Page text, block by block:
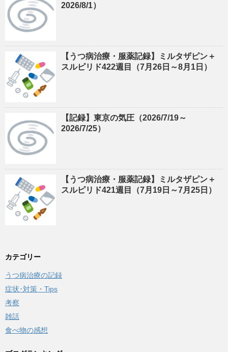
2026/8/1）
【うつ病治療・服薬記録】ミルタザピン＋
スルピリド422週目（7月26日～8月1日）
【記録】東京の気圧（2026/7/19～
2026/7/25）
【うつ病治療・服薬記録】ミルタザピン＋
スルピリド421週目（7月19日～7月25日）
カテゴリー
うつ病治療の記録
症状･対策・Tips
考察
雑話
食べ物の感想